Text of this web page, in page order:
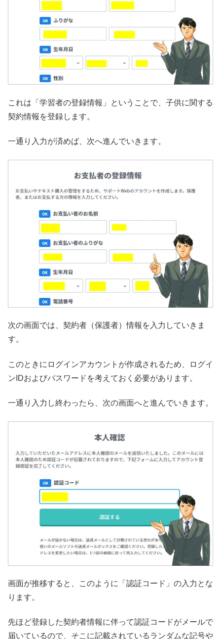
これは「学習者の登録情報」ということで、子供に関する
契約情報を登録します。
一通り入力が済めば、次へ進んでいきます。
次の画面では、契約者（保護者）情報を入力していきま
す。
このときにログインアカウントが作成されるため、ログイ
ンIDおよびパスワードを考えておく必要があります。
一通り入力し終わったら、次の画面へと進んでいきます。
画面が推移すると、このように「認証コード」の入力とな
ります。
先ほど登録した契約者情報に伴って認証コードがメールで
届いているので、そこに記載されているランダムな記号や